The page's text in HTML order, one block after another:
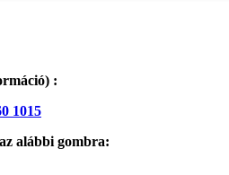
:
1015
alábbi gombra: